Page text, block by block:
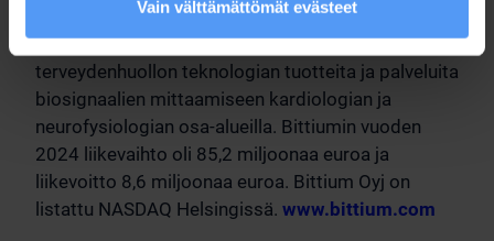
Vain välttämättömät evästeet
tietoturvaratkaisuja mobiililaitteisiin ja kannettaviin
tietokoneisiin. Bittium tarjoaa asiakkailleen myös
terveydenhuollon teknologian tuotteita ja palveluita
biosignaalien mittaamiseen kardiologian ja
neurofysiologian osa-alueilla. Bittiumin vuoden
2024 liikevaihto oli 85,2 miljoonaa euroa ja
liikevoitto 8,6 miljoonaa euroa. Bittium Oyj on
listattu NASDAQ Helsingissä. www.bittium.com